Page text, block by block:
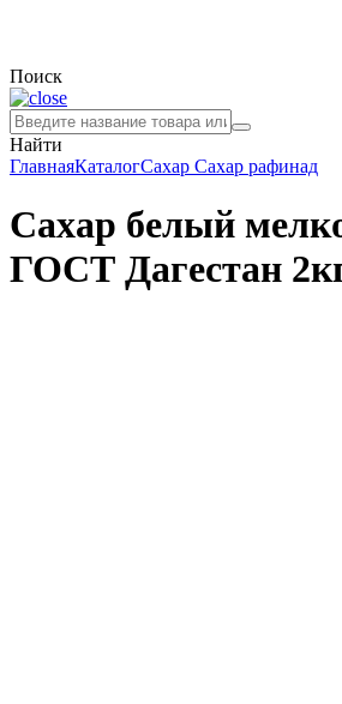
Поиск
Найти
ГлавнаяКаталогСахар Сахар рафинад
Сахар белый
ГОСТ Дагестан